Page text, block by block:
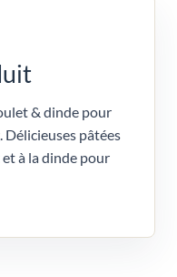
& dinde pour
pâtées
à la dinde pour